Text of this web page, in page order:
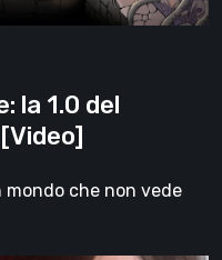
la 1.0 del
che non vede